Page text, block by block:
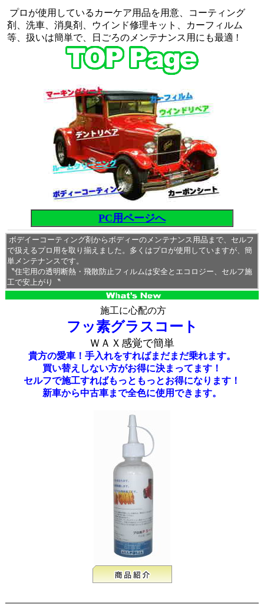
プロが使用しているカーケア用品を用意、コーティング
剤、洗車、消臭剤、ウインド修理キット、カーフィルム
等、扱いは簡単で、日ごろのメンテナンス用にも最適 !
PC用ページへ
ボデイーコーティング剤からボディーのメンテナンス用品まで、セルフ
で扱えるプロ用を取り揃えました。多くはプロが使用していますが、簡
単メンテナンスです。
〝住宅用の透明断熱・飛散防止フィルムは安全とエコロジー、セルフ施
工で安上がり〝
施工に心配の方
フッ素グラスコート
ＷＡＸ感覚で簡単
貴方の愛車！手入れをすればまだまだ乗れます。
買い替えしない方がお得に決まってます！
セルフで施工すればもっともっとお得になります！
新車から中古車まで全色に使用できます。